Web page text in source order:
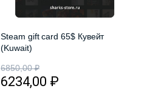
Steam gift card 65$ Кувейт
(Kuwait)
6850,00₽
6234,00 ₽